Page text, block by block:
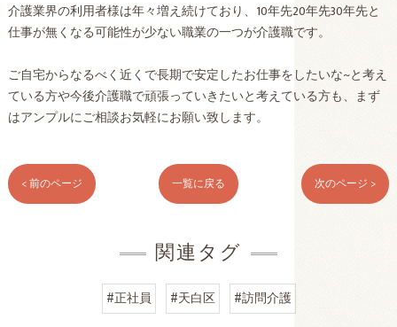
介護業界の利用者様は年々増え続けており、10年先20年先30年先と
仕事が無くなる可能性が少ない職業の一つが介護職です。
ご自宅からなるべく近くで長期で安定したお仕事をしたいな~と考え
ている方や今後介護職で頑張っていきたいと考えている方も、まず
はアンプルにご相談お気軽にお願い致します。
< 前のページ 一覧に戻る 次のページ >
関連タグ
#正社員 #天白区 #訪問介護